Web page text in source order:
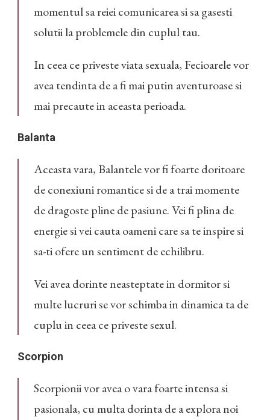
momentul sa reiei comunicarea si sa gasesti
solutii la problemele din cuplul tau.
In ceea ce priveste viata sexuala, Fecioarele vor
avea tendinta de a fi mai putin aventuroase si
mai precaute in aceasta perioada.
Balanta
Aceasta vara, Balantele vor fi foarte doritoare
de conexiuni romantice si de a trai momente
de dragoste pline de pasiune. Vei fi plina de
energie si vei cauta oameni care sa te inspire si
sa-ti ofere un sentiment de echilibru.
Vei avea dorinte neasteptate in dormitor si
multe lucruri se vor schimba in dinamica ta de
cuplu in ceea ce priveste sexul.
Scorpion
Scorpionii vor avea o vara foarte intensa si
pasionala, cu multa dorinta de a explora noi